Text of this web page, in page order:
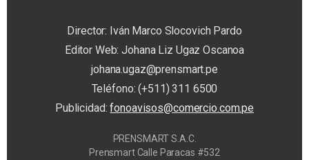
Director: Iván Marco Slocovich Pardo
Editor Web: Johana Liz Ugaz Oscanoa
johana.ugaz@prensmart.pe
Teléfono: (+511) 311 6500
Publicidad:fonoavisos@comercio.com.pe
PRENSMART S.A.C.
Prensmart Calle Paracas #532